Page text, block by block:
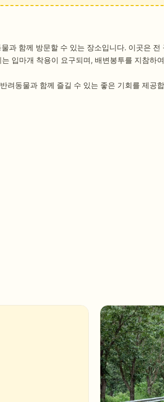
과 함께 방문할 수 있는 장소입니다. 이곳은 전
입마개 착용이 요구되며, 배변봉투를 지참하
려동물과 함께 즐길 수 있는 좋은 기회를 제공